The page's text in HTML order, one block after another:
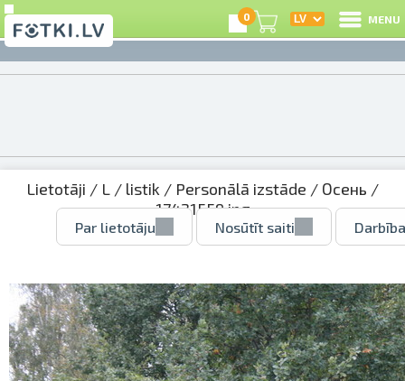
0 MENU
Lietotāji / L / listik / Personālā izstāde / Осень /
17421559.jpg
Par lietotāju Nosūtīt saiti